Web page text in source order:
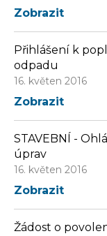
Zobrazit
Přihlášení k
odpadu
16. květen 2016
Zobrazit
STAVEBNÍ -
úprav
16. květen 2016
Zobrazit
Žádost o